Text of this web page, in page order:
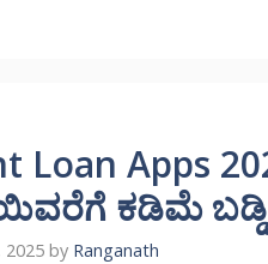
Loan Apps
ಕಡಿಮೆ ಬಡ್ಡಿ
2025 by Ranganath